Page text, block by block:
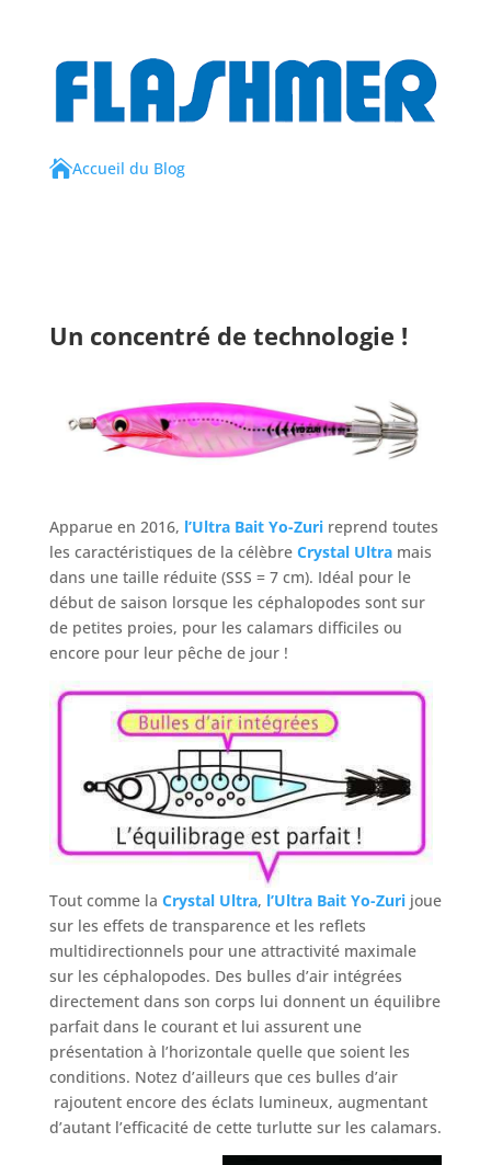
Accueil du Blog
Un concentré de technologie !
Apparue en 2016, l’Ultra Bait Yo-Zuri reprend toutes
les caractéristiques de la célèbre Crystal Ultra mais
dans une taille réduite (SSS = 7 cm). Idéal pour le
début de saison lorsque les céphalopodes sont sur
de petites proies, pour les calamars difficiles ou
encore pour leur pêche de jour !
Tout comme la Crystal Ultra, l’Ultra Bait Yo-Zuri joue
sur les effets de transparence et les reflets
multidirectionnels pour une attractivité maximale
sur les céphalopodes. Des bulles d’air intégrées
directement dans son corps lui donnent un équilibre
parfait dans le courant et lui assurent une
présentation à l’horizontale quelle que soient les
conditions. Notez d’ailleurs que ces bulles d’air
rajoutent encore des éclats lumineux, augmentant
d’autant l’efficacité de cette turlutte sur les calamars.